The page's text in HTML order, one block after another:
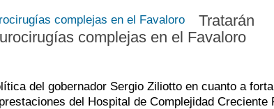
Tratarán
complejas en el Favaloro
del gobernador Sergio Ziliotto en cuanto a
del Hospital de Complejidad Creciente